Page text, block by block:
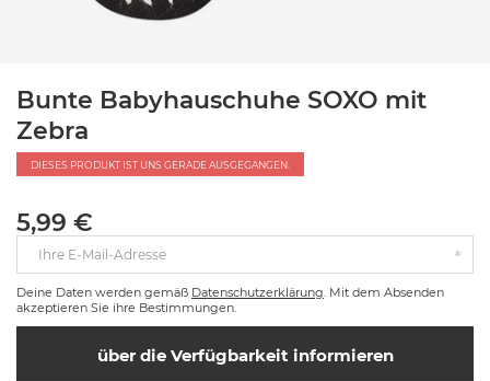
Bunte Babyhauschuhe SOXO mit
Zebra
DIESES PRODUKT IST UNS GERADE AUSGEGANGEN.
5,99 €
Ihre E-Mail-Adresse
Deine Daten werden gemäß Datenschutzerklärung. Mit dem Absenden
akzeptieren Sie ihre Bestimmungen.
über die Verfügbarkeit informieren